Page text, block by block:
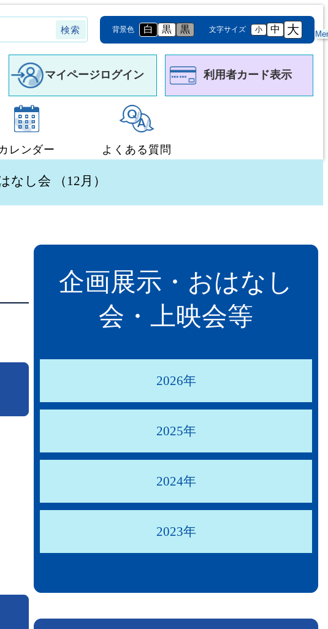
背景色 白 黒 黒 文字サイズ 小 中 大
マイページログイン 利用者カード表示
レンダー よくある質問
なし会 （12月）
企画展示・おはなし
会・上映会等
2026年
2025年
2024年
2023年